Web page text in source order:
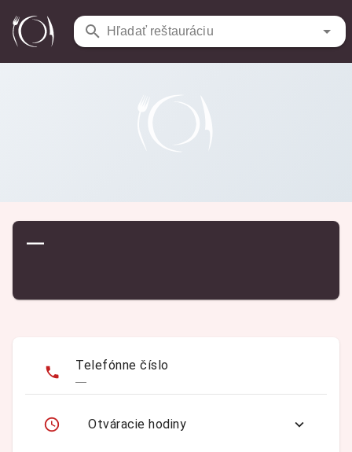
Hľadať reštauráciu
Reštaurácie /
—
Telefónne číslo
—
Otváracie hodiny